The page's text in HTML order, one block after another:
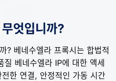
엇입니까?
? 베네수엘라 프록시는 합법적
질 베네수엘라 IP에 대한 액세
한 연결, 안정적인 가동 시간